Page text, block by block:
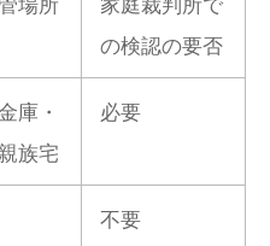
の検認の要否
庫・
族宅
必要
不要